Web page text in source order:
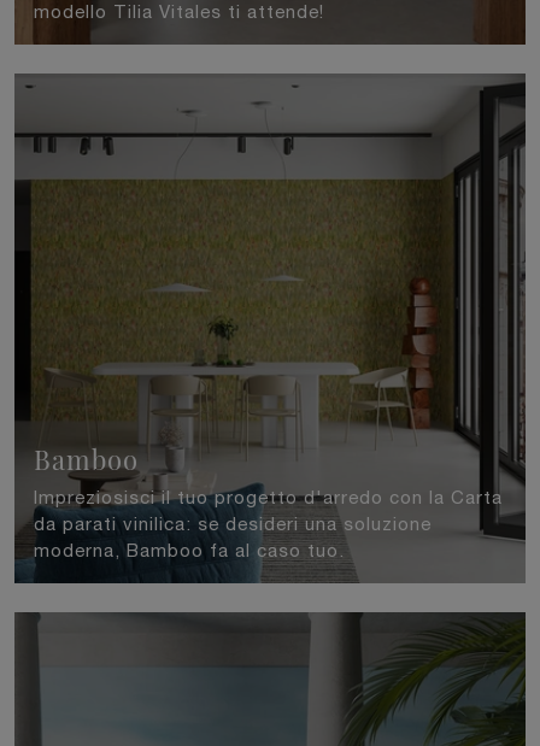
modello Tilia Vitales ti attende!
Bamboo
Impreziosisci il tuo progetto d'arredo con la Carta
da parati vinilica: se desideri una soluzione
moderna, Bamboo fa al caso tuo.